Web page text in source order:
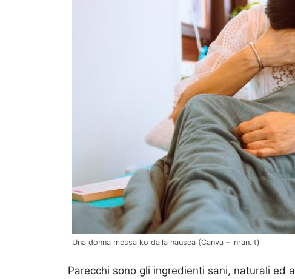
Una donna messa ko dalla nausea (Canva – inran.it)
Parecchi sono gli ingredienti sani, naturali ed